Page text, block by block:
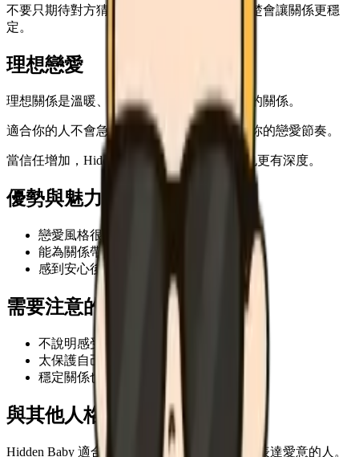
不要只期待對方猜到你的心情，把需求說清楚會讓關係更穩
定。
理想戀愛
理想關係是溫暖、尊重，並且保留自我空間的關係。
適合你的人不會急著改變你，而是願意理解你的戀愛節奏。
當信任增加，Hidden Baby 的魅力會更穩定也更有深度。
優勢與魅力
戀愛風格很有辨識度
能為關係帶來獨特魅力
感到安心後會真誠投入
需要注意的地方
不說明感受時容易被誤解
太保護自己的節奏可能造成距離
穩定關係也需要持續的小表達
與其他人格類型的相性
Hidden Baby 適合能尊重你的節奏，同時穩定表達愛意的人。